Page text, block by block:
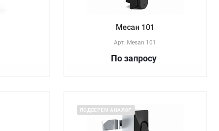
Месан 101
Арт. Mesan 101
По запросу
ПОДБЕРЕМ АНАЛОГ